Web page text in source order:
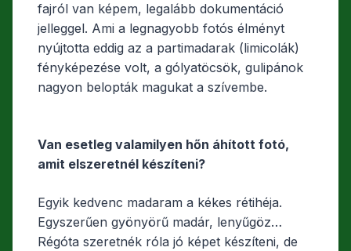
fajról van képem, legalább dokumentáció
jelleggel. Ami a legnagyobb fotós élményt
nyújtotta eddig az a partimadarak (limicolák)
fényképezése volt, a gólyatöcsök, gulipánok
nagyon belopták magukat a szívembe.
Van esetleg valamilyen hőn áhított fotó,
amit elszeretnél készíteni?
Egyik kedvenc madaram a kékes rétihéja.
Egyszerűen gyönyörű madár, lenyűgöz…
Régóta szeretnék róla jó képet készíteni, de